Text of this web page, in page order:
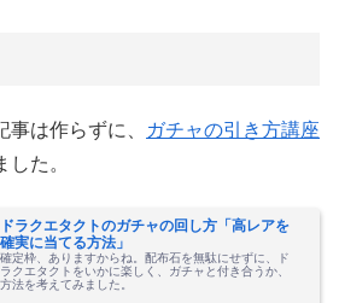
は作らずに、
ガチャの引き方講座
た。
ドラクエタクトのガチャの回し方「高レアを
確実に当てる方法」
確定枠、ありますからね。配布石を無駄にせずに、ド
ラクエタクトをいかに楽しく、ガチャと付き合うか、
方法を考えてみました。